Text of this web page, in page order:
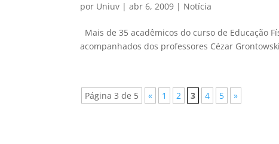
por Uniuv |abr 6, 2009 | Notícia
Mais de 35 acadêmicos do curso de Educação
acompanhados dos professores Cézar
Página 3 de 5 « 1 2 3 4 5 »